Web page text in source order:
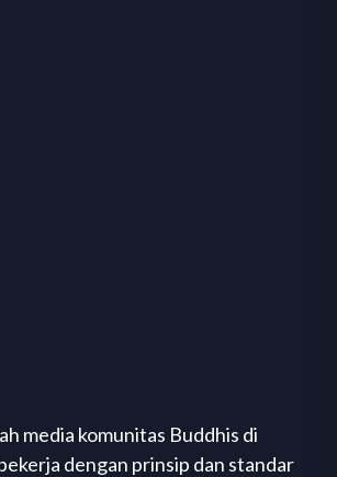
media komunitas Buddhis di
dengan prinsip dan standar